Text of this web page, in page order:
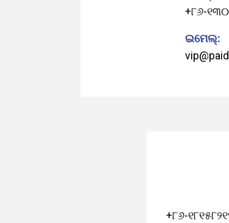
+୮୬-
ଇମେଲ୍:
+୮୬-